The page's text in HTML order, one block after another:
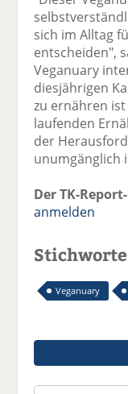
sich im Alltag
entscheiden",
Veganuary
diesjährigen
zu ernähren ist
laufenden
der
unumgänglich
Der TK-
anmelden
Stichworte
Veganuary